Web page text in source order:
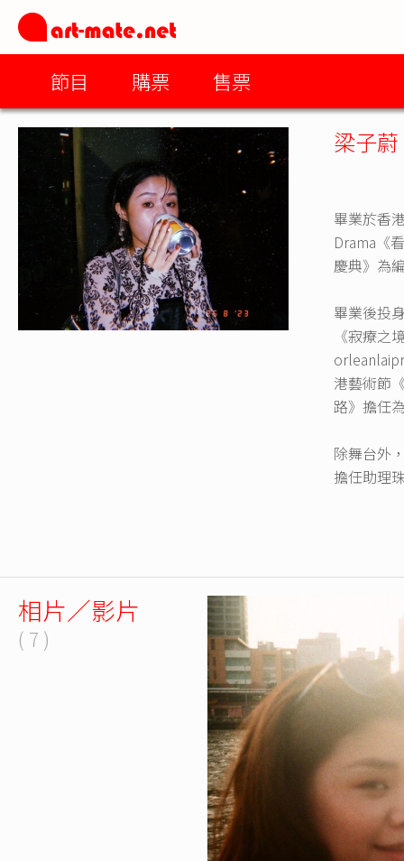
節目 購票 售票
梁子蔚
畢業於香
Drama《
慶典》為
畢業後投
《寂療之
港藝術節
路》擔任
除舞台外
擔任助理
相片／影片
( 7 )